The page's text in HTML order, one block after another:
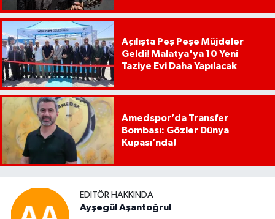
Açılışta Peş Peşe Müjdeler
Geldi! Malatya'ya 10 Yeni
Taziye Evi Daha Yapılacak
Amedspor’da Transfer
Bombası: Gözler Dünya
Kupası’nda!
EDITÖR HAKKINDA
Ayşegül Aşantoğrul